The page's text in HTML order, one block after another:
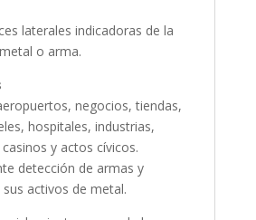
laterales indicadoras de la
o arma.
negocios, tiendas,
hospitales, industrias,
y actos cívicos.
detección de armas y
activos de metal.